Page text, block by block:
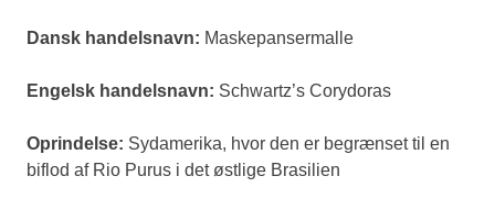
Dansk handelsnavn: Maskepansermalle
Engelsk handelsnavn: Schwartz’s Corydoras
Oprindelse: Sydamerika, hvor den er begrænset til en
biflod af Rio Purus i det østlige Brasilien